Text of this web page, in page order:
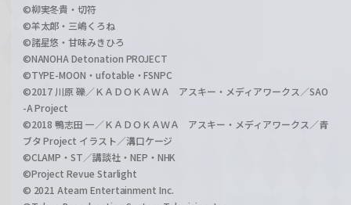
©柳実冬貴・切符
©羊太郎・三嶋くろね
©諸星悠・甘味みきひろ
©NANOHA Detonation PROJECT
©TYPE-MOON・ufotable・FSNPC
©2017 川原 礫／ＫＡＤＯＫＡＷＡ アスキー・メディアワークス／SAO
-A Project
©2018 鴨志田 一／ＫＡＤＯＫＡＷＡ アスキー・メディアワークス／青
ブタ Project イラスト／溝口ケージ
©CLAMP・ST／講談社・NEP・NHK
©Project Revue Starlight
© 2021 Ateam Entertainment Inc.